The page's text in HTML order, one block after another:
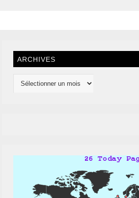
ARCHIVES